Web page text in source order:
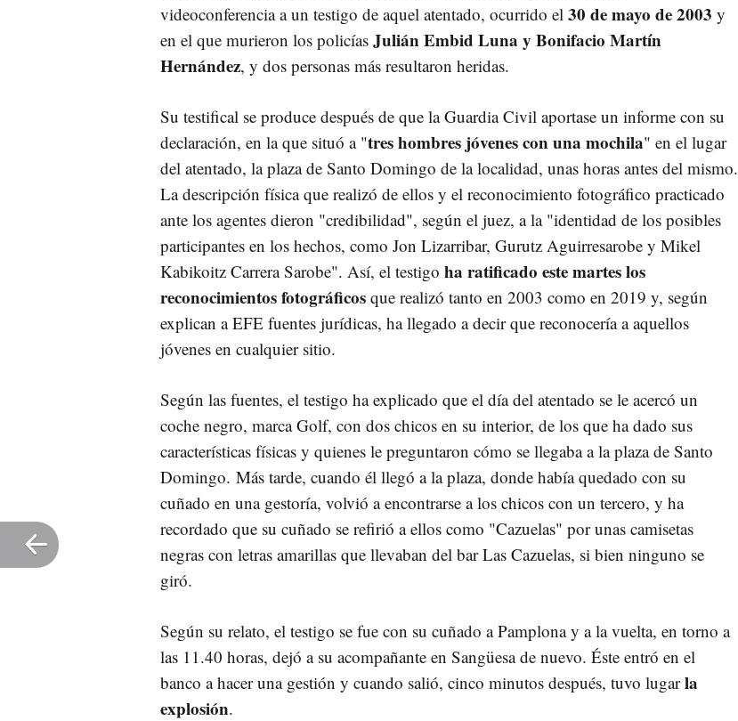
videoconferencia a un testigo de aquel atentado, ocurrido el 30 de mayo de 2003 y
en el que murieron los policías Julián Embid Luna y Bonifacio Martín
Hernández, y dos personas más resultaron heridas.
Su testifical se produce después de que la Guardia Civil aportase un informe con su
declaración, en la que situó a "tres hombres jóvenes con una mochila" en el lugar
del atentado, la plaza de Santo Domingo de la localidad, unas horas antes del mismo.
La descripción física que realizó de ellos y el reconocimiento fotográfico practicado
ante los agentes dieron "credibilidad", según el juez, a la "identidad de los posibles
participantes en los hechos, como Jon Lizarribar, Gurutz Aguirresarobe y Mikel
Kabikoitz Carrera Sarobe". Así, el testigo ha ratificado este martes los
reconocimientos fotográficos que realizó tanto en 2003 como en 2019 y, según
explican a EFE fuentes jurídicas, ha llegado a decir que reconocería a aquellos
jóvenes en cualquier sitio.
Según las fuentes, el testigo ha explicado que el día del atentado se le acercó un
coche negro, marca Golf, con dos chicos en su interior, de los que ha dado sus
características físicas y quienes le preguntaron cómo se llegaba a la plaza de Santo
Domingo. Más tarde, cuando él llegó a la plaza, donde había quedado con su
cuñado en una gestoría, volvió a encontrarse a los chicos con un tercero, y ha
recordado que su cuñado se refirió a ellos como "Cazuelas" por unas camisetas
negras con letras amarillas que llevaban del bar Las Cazuelas, si bien ninguno se
giró.
Según su relato, el testigo se fue con su cuñado a Pamplona y a la vuelta, en torno a
las 11.40 horas, dejó a su acompañante en Sangüesa de nuevo. Éste entró en el
banco a hacer una gestión y cuando salió, cinco minutos después, tuvo lugarla
explosión.